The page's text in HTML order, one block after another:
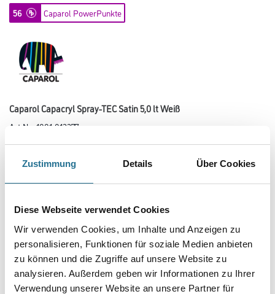
Zustimmung Details Über Cookies
Diese Webseite verwendet Cookies
Wir verwenden Cookies, um Inhalte und Anzeigen zu
personalisieren, Funktionen für soziale Medien anbieten
zu können und die Zugriffe auf unsere Website zu
analysieren. Außerdem geben wir Informationen zu Ihrer
Verwendung unserer Website an unsere Partner für
56 Caparol PowerPunkte
Caparol Capacryl Spray-TEC Satin 5,0 lt Weiß
Art-Nr.: 1001-013377
Maximale Lackiersicherheit
Farbtonbezeichnung
Gebinde